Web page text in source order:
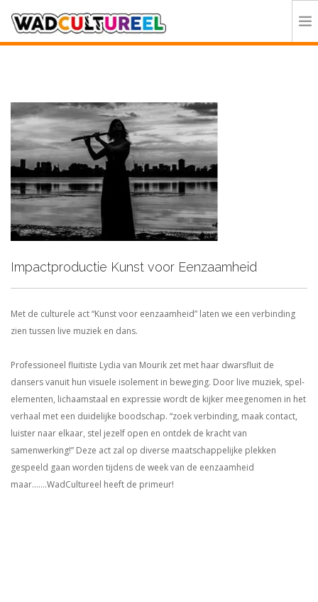
DEELNEMERS
DOE MEE
CONTACT
ORGANISATIE
Impactproductie Kunst voor Eenzaamheid
Met de culturele act “Kunst voor eenzaamheid” laten we een verbinding
zien tussen live muziek en dans.
Professioneel fluitiste Lydia van Mourik zet met haar dwarsfluit de
dansers vanuit hun visuele isolement in beweging. Door live muziek, spel-
elementen, lichaamstaal en expressie wordt de kijker meegenomen in het
verhaal met een duidelijke boodschap. “zoek verbinding, maak contact,
luister naar elkaar, stel jezelf open en ontdek de kracht van
samenwerking!” Deze act zal op diverse maatschappelijke plekken
gespeeld gaan worden tijdens de week van de eenzaamheid
maar…….WadCultureel heeft de primeur!